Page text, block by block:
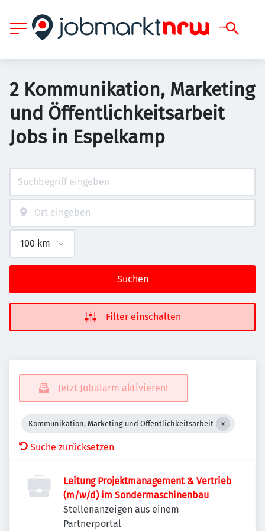
2 Kommunikation, Marketing
und Öffentlichkeitsarbeit
Jobs in Espelkamp
Suchen
Filter einschalten
Jetzt Jobalarm aktivieren!
Kommunikation, Marketing und Öffentlichkeitsarbeit
Suche zurücksetzen
Leitung Projektmanagement & Vertrieb
(m/w/d) im Sondermaschinenbau
Stellenanzeigen aus einem
Partnerportal